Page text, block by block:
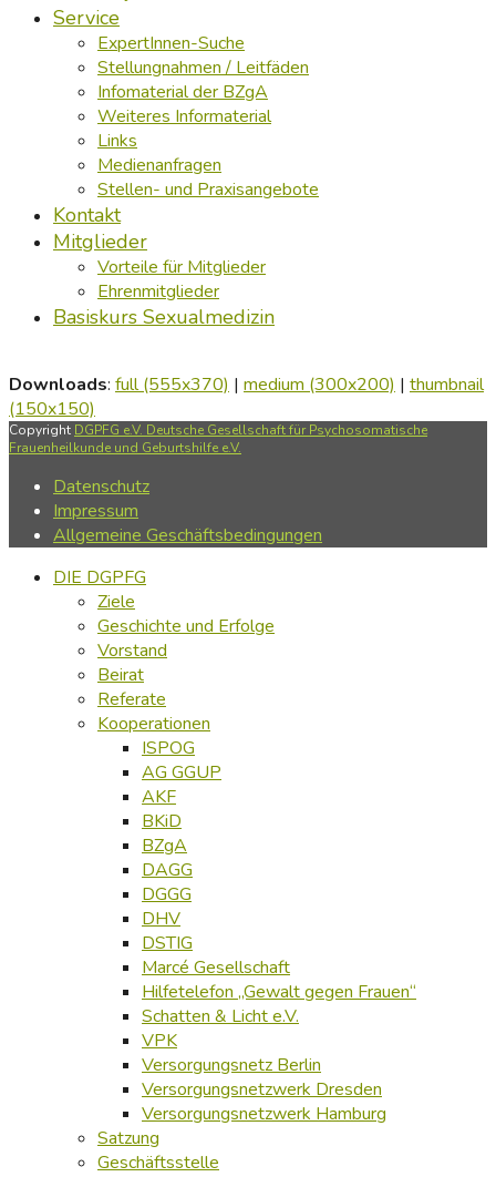
Service
ExpertInnen-Suche
Stellungnahmen / Leitfäden
Infomaterial der BZgA
Weiteres Informaterial
Links
Medienanfragen
Stellen- und Praxisangebote
Kontakt
Mitglieder
Vorteile für Mitglieder
Ehrenmitglieder
Basiskurs Sexualmedizin
Downloads: full (555x370) | medium (300x200) | thumbnail
(150x150)
Copyright DGPFG e.V. Deutsche Gesellschaft für Psychosomatische
Frauenheilkunde und Geburtshilfe e.V.
Datenschutz
Impressum
Allgemeine Geschäftsbedingungen
DIE DGPFG
Ziele
Geschichte und Erfolge
Vorstand
Beirat
Referate
Kooperationen
ISPOG
AG GGUP
AKF
BKiD
BZgA
DAGG
DGGG
DHV
DSTIG
Marcé Gesellschaft
Hilfetelefon „Gewalt gegen Frauen“
Schatten & Licht e.V.
VPK
Versorgungsnetz Berlin
Versorgungsnetzwerk Dresden
Versorgungsnetzwerk Hamburg
Satzung
Geschäftsstelle